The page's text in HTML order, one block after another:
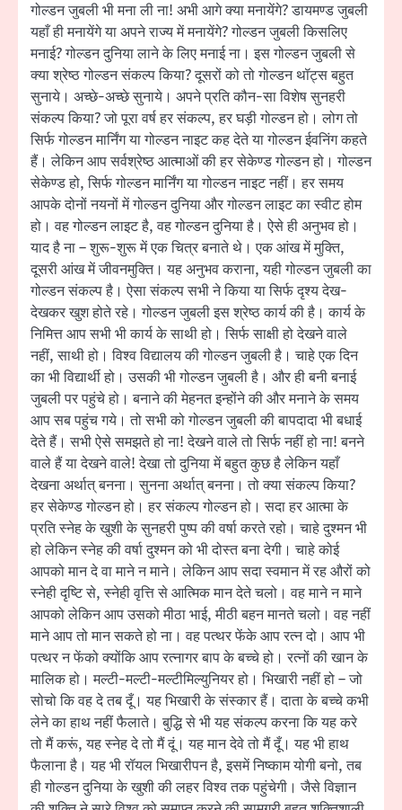
गोल्डन जुबली भी मना ली ना! अभी आगे क्या मनायेंगे? डायमण्ड जुबली
यहाँ ही मनायेंगे या अपने राज्य में मनायेंगे? गोल्डन जुबली किसलिए
मनाई? गोल्डन दुनिया लाने के लिए मनाई ना। इस गोल्डन जुबली से
क्या श्रेष्ठ गोल्डन संकल्प किया? दूसरों को तो गोल्डन थॉट्स बहुत
सुनाये। अच्छे-अच्छे सुनाये। अपने प्रति कौन-सा विशेष सुनहरी
संकल्प किया? जो पूरा वर्ष हर संकल्प, हर घड़ी गोल्डन हो। लोग तो
सिर्फ गोल्डन मार्निंग या गोल्डन नाइट कह देते या गोल्डन ईवनिंग कहते
हैं। लेकिन आप सर्वश्रेष्ठ आत्माओं की हर सेकेण्ड गोल्डन हो। गोल्डन
सेकेण्ड हो, सिर्फ गोल्डन मार्निंग या गोल्डन नाइट नहीं। हर समय
आपके दोनों नयनों में गोल्डन दुनिया और गोल्डन लाइट का स्वीट होम
हो। वह गोल्डन लाइट है, वह गोल्डन दुनिया है। ऐसे ही अनुभव हो।
याद है ना – शुरू-शुरू में एक चित्र बनाते थे। एक आंख में मुक्ति,
दूसरी आंख में जीवनमुक्ति। यह अनुभव कराना, यही गोल्डन जुबली का
गोल्डन संकल्प है। ऐसा संकल्प सभी ने किया या सिर्फ दृश्य देख-
देखकर खुश होते रहे। गोल्डन जुबली इस श्रेष्ठ कार्य की है। कार्य के
निमित्त आप सभी भी कार्य के साथी हो। सिर्फ साक्षी हो देखने वाले
नहीं, साथी हो। विश्व विद्यालय की गोल्डन जुबली है। चाहे एक दिन
का भी विद्यार्थी हो। उसकी भी गोल्डन जुबली है। और ही बनी बनाई
जुबली पर पहुंचे हो। बनाने की मेहनत इन्होंने की और मनाने के समय
आप सब पहुंच गये। तो सभी को गोल्डन जुबली की बापदादा भी बधाई
देते हैं। सभी ऐसे समझते हो ना! देखने वाले तो सिर्फ नहीं हो ना! बनने
वाले हैं या देखने वाले! देखा तो दुनिया में बहुत कुछ है लेकिन यहाँ
देखना अर्थात् बनना। सुनना अर्थात् बनना। तो क्या संकल्प किया?
हर सेकेण्ड गोल्डन हो। हर संकल्प गोल्डन हो। सदा हर आत्मा के
प्रति स्नेह के खुशी के सुनहरी पुष्प की वर्षा करते रहो। चाहे दुश्मन भी
हो लेकिन स्नेह की वर्षा दुश्मन को भी दोस्त बना देगी। चाहे कोई
आपको मान दे वा माने न माने। लेकिन आप सदा स्वमान में रह औरों को
स्नेही दृष्टि से, स्नेही वृत्ति से आत्मिक मान देते चलो। वह माने न माने
आपको लेकिन आप उसको मीठा भाई, मीठी बहन मानते चलो। वह नहीं
माने आप तो मान सकते हो ना। वह पत्थर फेंके आप रत्न दो। आप भी
पत्थर न फेंको क्योंकि आप रत्नागर बाप के बच्चे हो। रत्नों की खान के
मालिक हो। मल्टी-मल्टी-मल्टीमिल्युनियर हो। भिखारी नहीं हो – जो
सोचो कि वह दे तब दूँ। यह भिखारी के संस्कार हैं। दाता के बच्चे कभी
लेने का हाथ नहीं फैलाते। बुद्धि से भी यह संकल्प करना कि यह करे
तो मैं करूं, यह स्नेह दे तो मैं दूं। यह मान देवे तो मैं दूँ। यह भी हाथ
फैलाना है। यह भी रॉयल भिखारीपन है, इसमें निष्काम योगी बनो, तब
ही गोल्डन दुनिया के खुशी की लहर विश्व तक पहुंचेगी। जैसे विज्ञान